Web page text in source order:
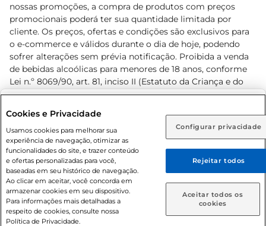
Rio de Janeiro (RJ) Goiás (GO)
Ou
Caso queira comprar online, informe como deseja receber
suas compras:
Entrega em casa Retire em Loja
nossas promoções, a compra de produtos com preços
promocionais poderá ter sua quantidade limitada por
cliente. Os preços, ofertas e condições são exclusivos para
o e-commerce e válidos durante o dia de hoje, podendo
sofrer alterações sem prévia notificação. Proibida a venda
de bebidas alcoólicas para menores de 18 anos, conforme
Lei n.º 8069/90, art. 81, inciso II (Estatuto da Criança e do
Adolescente). Preços e condições exclusivos para o
prévio. O valor mínimo para as compras on-line é de R$
80,00.
© 2026 Copyright. Todos os direitos
reservados Prezunic.
Cookies e Privacidade
Usamos cookies para melhorar sua
experiência de navegação, otimizar as
funcionalidades do site, e trazer conteúdo
e ofertas personalizadas para você,
baseadas em seu histórico de navegação.
Ao clicar em aceitar, você concorda em
armazenar cookies em seu dispositivo.
Para informações mais detalhadas a
respeito de cookies, consulte nossa
Política de Privacidade.
Configurar privacidade
Rejeitar todos
Aceitar todos os
cookies